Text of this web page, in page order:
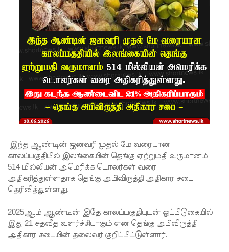
ர்கள் 62
உயர்வு
மாவட்டங்
களுக்கு
மண்சரிவு
அபாய
எச்சரிக்
மட்டக்கள
ப்பு
சிறைச்சா
லையை
இந்த ஆண்டின் ஜனவரி முதல் மே வரையான
காலப்பகுதியில் இலங்கையின் தெங்கு ஏற்றுமதி வருமானம்
514 மில்லியன் அமெரிக்க டொலர்கள் வரை
அதிகரித்துள்ளதாக தெங்கு அபிவிருத்தி அதிகார சபை
தெரிவித்துள்ளது.
2025ஆம் ஆண்டின் இதே காலப்பகுதியுடன் ஒப்பிடுகையில்
இது 21 சதவீத வளர்ச்சியாகும் என தெங்கு அபிவிருத்தி
அதிகார சபையின் தலைவர் குறிப்பிட்டுள்ளார்.